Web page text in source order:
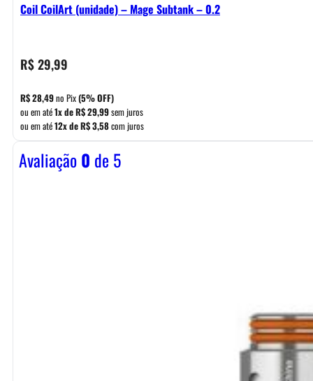
Coil CoilArt (unidade) – Mage Subtank – 0.2
R$29,99
R$28,49no Pix(5% OFF)
ou em até1x deR$29,99sem juros
ou em até12x deR$3,58com juros
Avaliação0 de 5